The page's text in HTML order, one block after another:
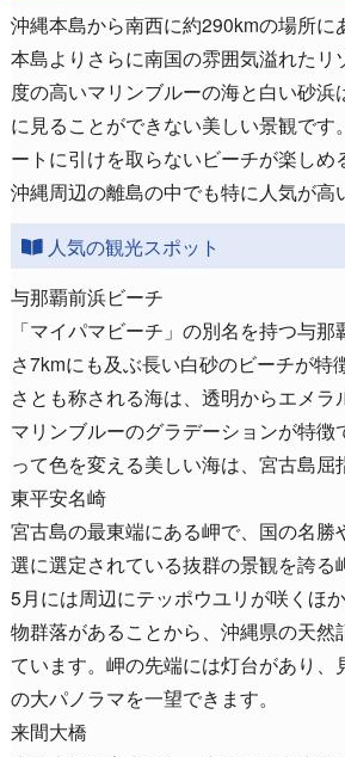
沖縄本島から南西に約290kmの場所に
本島よりさらに南国の雰囲気溢れたリ
度の高いマリンブルーの海と白い砂浜
に見ることができない美しい景観です
ートに引けを取らないビーチが楽しめ
沖縄周辺の離島の中でも特に人気が高
人気の観光スポット
与那覇前浜ビーチ
「マイパマビーチ」の別名を持つ与
さ7kmにも及ぶ長い白砂のビーチが特
さとも称される海は、透明からエメラ
マリンブルーのグラデーションが特徴
って色を変える美しい海は、宮古島屈
東平安名崎
宮古島の最東端にある岬で、国の名勝
選に選定されている抜群の景観を誇る
5月には周辺にテッポウユリが咲くほ
物群落があることから、沖縄県の天然
ています。岬の先端には灯台があり、
の大パノラマを一望できます。
来間大橋